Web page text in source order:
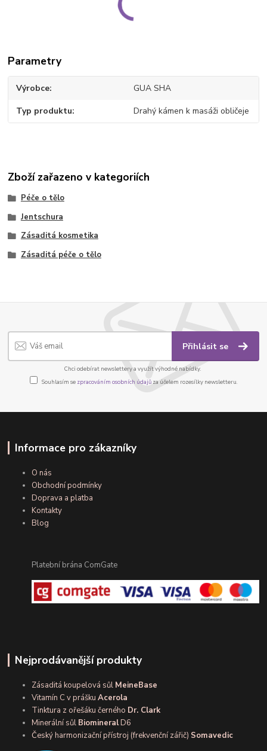
Parametry
Výrobce GUA SHA
Typ produktu Drahý kámen k masáži obličeje
Zboží zařazeno v kategoriích
Péče o tělo
Jentschura
Zásaditá kosmetika
Zásaditá péče o tělo
Přihlásit se
Chci odebírat newslettery a využít výhodné nabídky.
Souhlasím se zpracováním osobních údajůza účelem rozesílky newsletteru.
Informace pro zákazníky
O nás
Obchodní podmínky
Doprava a platba
Kontakty
Blog
Platební brána ComGate
Nejprodávanější produkty
Zásaditá koupelová sůl MeineBase
Vitamín C v práškuAcerola
Tinktura z ořešáku černého Dr. Clark
Minerální sůl BiomineralD6
Český harmonizační přístroj (frekvenční zářič) Somavedic